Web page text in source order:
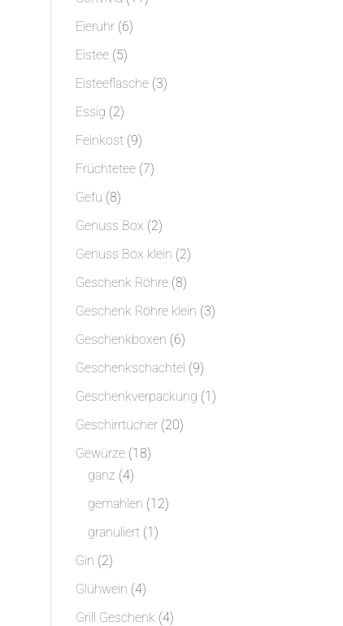
Eieruhr 66
Eistee 55
Produkte
Eisteeflasche 33
Essig 22
Produkte
Feinkost 99
Produkte
Früchtetee 77
Gefu 88
Produkte
Genuss Box 22
Produkte
Genuss Box klein 22
Geschenk Röhre 88
Produkte
Geschenk Röhre klein 33
Geschenkboxen 66
Produkte
Geschenkschachtel 99
Produkte
Geschenkverpackung 11
Geschirrtücher 2020
Gewürze 1818
ganz 44
Produkte
gemahlen 1212
granuliert 11
Gin 22
Produkte
Glühwein 44
Produkte
Grill Geschenk 44